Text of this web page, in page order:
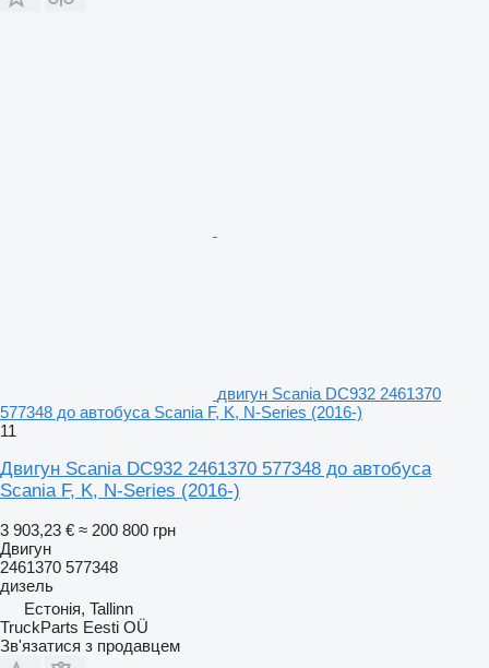
двигун Scania DC932 2461370
577348 до автобуса Scania F, K, N-Series (2016-)
11
Двигун Scania DC932 2461370 577348 до автобуса
Scania F, K, N-Series (2016-)
3 903,23 € ≈ 200 800 грн
Двигун
2461370 577348
дизель
Естонія, Tallinn
TruckParts Eesti OÜ
Зв'язатися з продавцем